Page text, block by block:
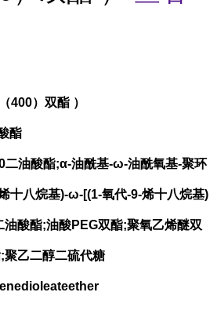
400）双酯 ）
酯
二油酸酯;α-油酰基-ω-油酰氧基-聚环
十八烷基)-ω-[(1-氧代-9-烯十八烷基)
酸酯;油酸PEG双酯;聚氧乙烯醚双
乙二醇二硫代糖